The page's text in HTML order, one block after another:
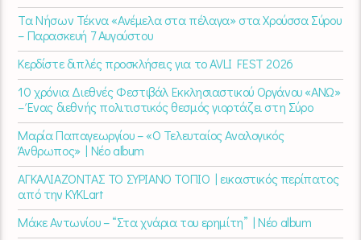
Τα Νήσων Τέκνα «Ανέμελα στα πέλαγα» στα Χρούσσα Σύρου
– Παρασκευή 7 Αυγούστου
Κερδίστε διπλές προσκλήσεις για το AVLI FEST 2026
10 χρόνια Διεθνές Φεστιβάλ Εκκλησιαστικού Οργάνου «ΑΝΩ»
– Ένας διεθνής πολιτιστικός θεσμός γιορτάζει στη Σύρο​
Μαρία Παπαγεωργίου – «Ο Τελευταίος Αναλογικός
Άνθρωπος» | Νέο album
ΑΓΚΑΛΙΑΖΟΝΤΑΣ ΤΟ ΣΥΡΙΑΝΟ ΤΟΠΙΟ | εικαστικός περίπατος
από την KYKLart
Μάκε Αντωνίου – “Στα χνάρια του ερημίτη” | Νέο album